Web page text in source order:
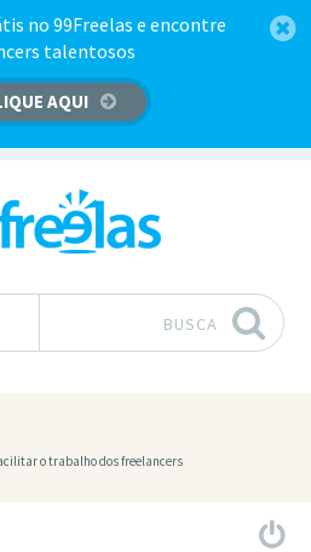
no 99Freelas e encontre
talentosos
AQUI
BUSCA
o trabalho dos freelancers